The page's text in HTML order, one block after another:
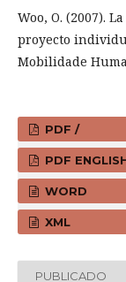
Woo, O. (2007).
proyecto
Mobilidade
PDF /
PDF
WORD
XML
PUBLICADO